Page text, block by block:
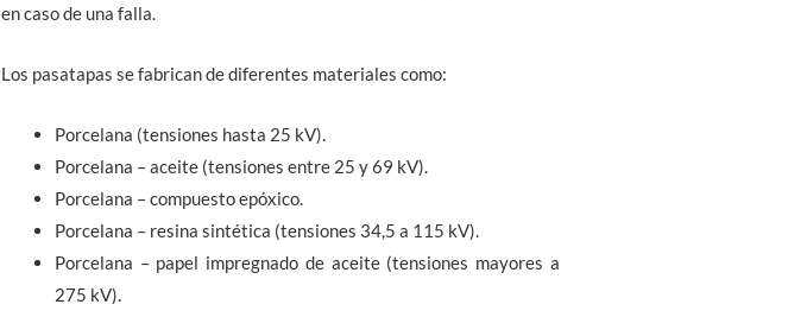
en caso de una falla.
Los pasatapas se fabrican de diferentes materiales como:
Porcelana (tensiones hasta 25 kV).
Porcelana – aceite (tensiones entre 25 y 69 kV).
Porcelana – compuesto epóxico.
Porcelana – resina sintética (tensiones 34,5 a 115 kV).
Porcelana – papel impregnado de aceite (tensiones mayores a
275 kV).